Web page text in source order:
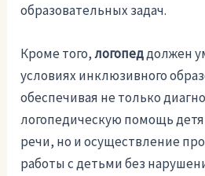
образовательных задач.
Кроме того,логопеддолжен
условиях инклюзивного
обеспечивая не только
логопедическую помощь
речи, но и осуществление
работы с детьми без